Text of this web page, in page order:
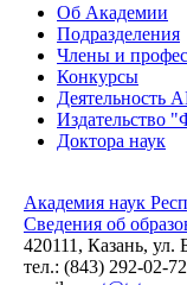
Об Академии
Подразделения
Члены и
Конкурсы
Деятельность
Издательство
Доктора наук
Академия наук
Сведения об
420111, Казань, ул.
тел.: (843) 292-02-72